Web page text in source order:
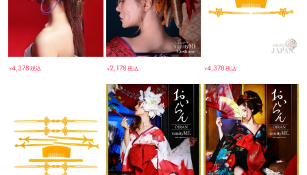
￥4,378税込 ￥2,178税込 ￥4,378 税込